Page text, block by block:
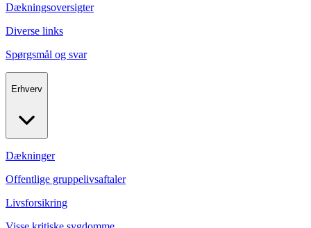
Dækningsoversigter
Diverse links
Spørgsmål og svar
Erhverv
Dækninger
Offentlige gruppelivsaftaler
Livsforsikring